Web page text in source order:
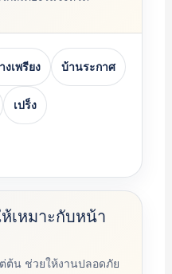
งเพรียง บ้านระกาศ
เปร็ง
เหมาะกับหน้า
ต้น ช่วยให้งานปลอดภัย